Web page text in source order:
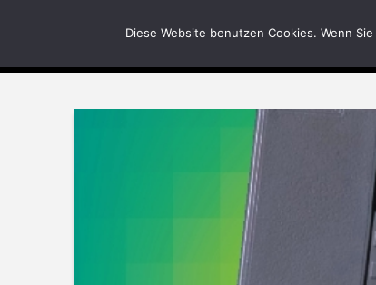
News
Diese Website benutzen Cookies. Wenn